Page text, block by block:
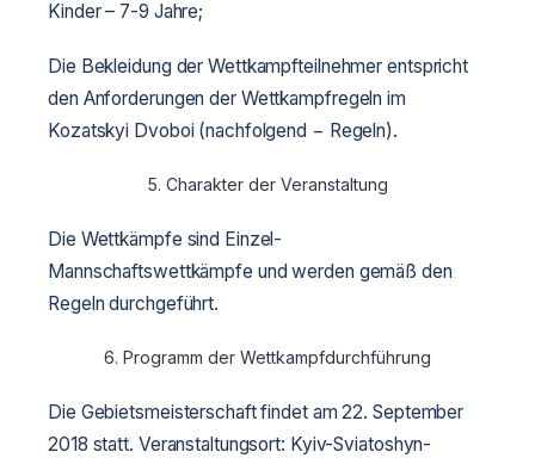
Kinder – 7-9 Jahre;
Die Bekleidung der Wettkampfteilnehmer entspricht
den Anforderungen der Wettkampfregeln im
Kozatskyi Dvoboi (nachfolgend − Regeln).
5. Charakter der Veranstaltung
Die Wettkämpfe sind Einzel-
Mannschaftswettkämpfe und werden gemäß den
Regeln durchgeführt.
6. Programm der Wettkampfdurchführung
Die Gebietsmeisterschaft findet am 22. September
2018 statt. Veranstaltungsort: Kyiv-Sviatoshyn-